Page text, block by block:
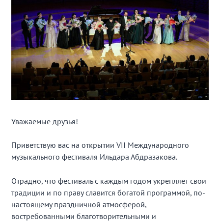
Уважаемые друзья!
Приветствую вас на открытии VII Международного
музыкального фестиваля Ильдара Абдразакова.
Отрадно, что фестиваль с каждым годом укрепляет свои
традиции и по праву славится богатой программой, по-
настоящему праздничной атмосферой,
востребованными благотворительными и